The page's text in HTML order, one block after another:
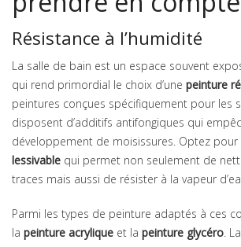
Résistance à l’humidité
La salle de bain est un espace souvent
qui rend primordial le choix d’une peinture
peintures conçues spécifiquement pour les
disposent d’additifs antifongiques qui
développement de moisissures. Optez pour
lessivable qui permet non seulement de
traces mais aussi de résister à la vapeur
Parmi les types de peinture adaptés à ces
la peinture acrylique et la peinture glycéro.